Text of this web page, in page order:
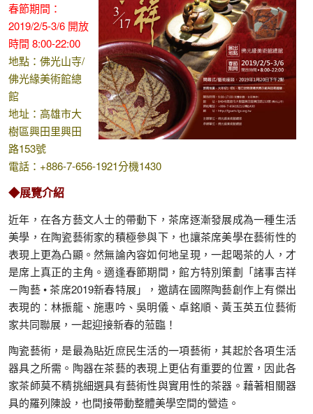
春節期間：
2019/2/5-3/6 開放
時間 8:00-22:00
地點：佛光山寺/
佛光緣美術館總
館
地址：高雄市大
樹區興田里興田
路153號
電話：+886-7-656-1921分機1430
◆展覽介紹
近年，在各方藝文人士的帶動下，茶席逐漸發展成為一種生活
美學，在陶瓷藝術家的積極參與下，也讓茶席美學在藝術性的
表現上更為凸顯。然無論內容如何地呈現，一起喝茶的人，才
是席上真正的主角。適逢春節期間，館方特別策劃「諸事吉祥
－陶藝 • 茶席2019新春特展」，邀請在國際陶藝創作上有傑出
表現的：林振龍、施惠吟、吳明儀、卓銘順、黃玉英五位藝術
家共同聯展，一起迎接新春的蒞臨！
陶瓷藝術，是最為貼近庶民生活的一項藝術，其起於各項生活
器具之所需。陶器在茶藝的表現上更佔有重要的位置，因此各
家茶師莫不精挑細選具有藝術性與實用性的茶器。藉著相關器
具的羅列陳設，也間接帶動整體美學空間的營造。